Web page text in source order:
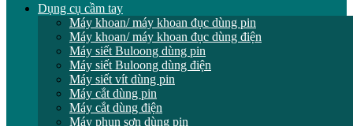
Dụng cụ cầm tay
Máy khoan/ máy khoan đục dùng pin
Máy khoan/ máy khoan đục dùng điện
Máy siết Buloong dùng pin
Máy siết Buloong dùng điện
Máy siết vít dùng pin
Máy cắt dùng pin
Máy cắt dùng điện
Máy phun sơn dùng pin